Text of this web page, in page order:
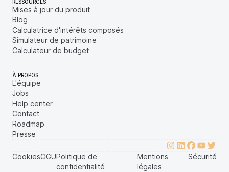
RESSOURCES
Mises à jour du produit
Blog
Calculatrice d'intérêts composés
Simulateur de patrimoine
Calculateur de budget
À PROPOS
L'équipe
Jobs
Help center
Contact
Roadmap
Presse
CookiesCGUPolitique de
confidentialité
Mentions
légales
Sécurité